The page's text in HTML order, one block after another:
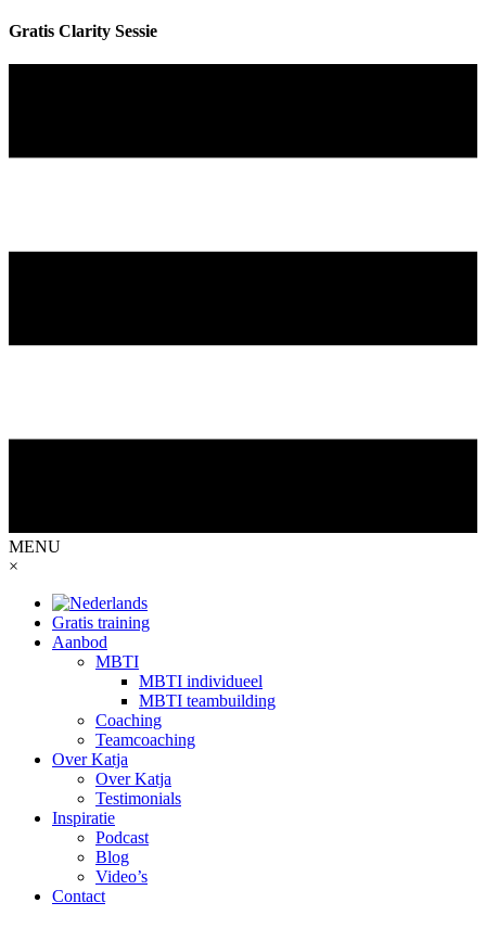
Gratis Clarity Sessie
MENU
×
Gratis training
Aanbod
MBTI
MBTI individueel
MBTI teambuilding
Coaching
Teamcoaching
Over Katja
Over Katja
Testimonials
Inspiratie
Podcast
Blog
Video’s
Contact